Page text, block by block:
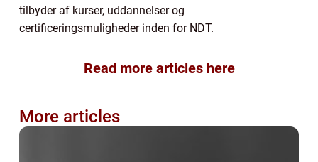
tilbyder af kurser, uddannelser og
certificeringsmuligheder inden for NDT.
Read more articles here
More articles